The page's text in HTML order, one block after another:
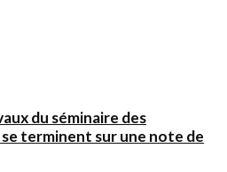
du séminaire des
terminent sur une note de